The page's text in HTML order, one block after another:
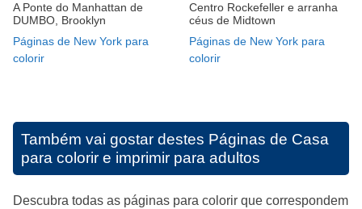
A Ponte do Manhattan de
DUMBO, Brooklyn
Páginas de New York para
colorir
Centro Rockefeller e arranha
céus de Midtown
Páginas de New York para
colorir
Também vai gostar destes Páginas de Casa
para colorir e imprimir para adultos
Descubra todas as páginas para colorir que correspondem